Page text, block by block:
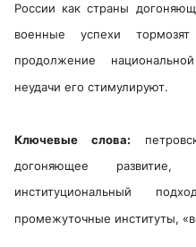
России как страны
военные успехи
продолжение
неудачи его стимулируют.
Ключевые слова:
догоняющее развитие,
институциональный
промежуточные институты,